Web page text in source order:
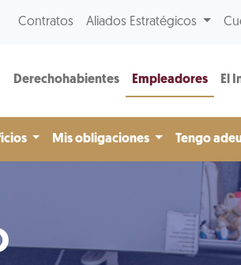
Contratos Aliados Estratégicos
Derechohabientes Empleadores El
Mis obligaciones Tengo